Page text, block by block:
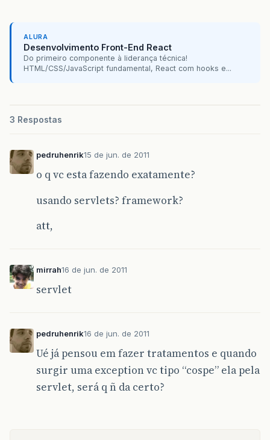
ALURA
Desenvolvimento Front-End React
Do primeiro componente à liderança técnica!
HTML/CSS/JavaScript fundamental, React com hooks e...
3 Respostas
pedruhenrik15 de jun. de 2011
o q vc esta fazendo exatamente?
usando servlets? framework?
att,
mirrah16 de jun. de 2011
servlet
pedruhenrik16 de jun. de 2011
Ué já pensou em fazer tratamentos e quando
surgir uma exception vc tipo “cospe” ela pela
servlet, será q ñ da certo?